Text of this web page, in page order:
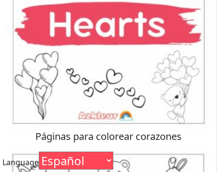
Páginas para colorear corazones
Language